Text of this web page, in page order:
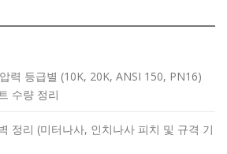
력 등급별 (10K, 20K, ANSI 150, PN16)
수량 정리
정리 (미터나사, 인치나사 피치 및 규격 기